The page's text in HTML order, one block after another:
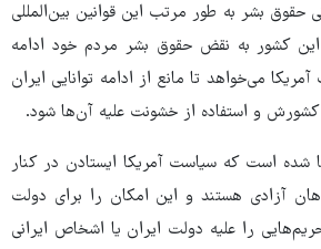
حقوق بشر به طور مرتب این قوانین بین‌المللی
کشور به نقض حقوق بشر مردم خود ادامه
می‌خواهد تا مانع از ادامه توانایی ایران
کشورش و استفاده از خشونت علیه آن‌ها شود.
شده است که سیاست آمریکا ایستادن در کنار
آزادی هستند و این امکان را برای دولت
را علیه دولت ایران یا اشخاص ایرانی